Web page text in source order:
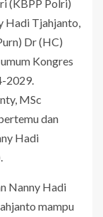
(KBPP Polri)
Hadi Tjahjanto,
Dr (HC)
Kongres
2029.
MSc
dan
Hadi
Nanny Hadi
mampu